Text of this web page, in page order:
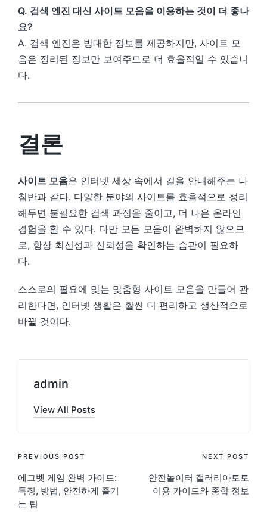
Q. 검색 엔진 대신 사이트 모음을 이용하는 것이 더 좋나
요?
A. 검색 엔진은 방대한 정보를 제공하지만, 사이트 모
음은 정리된 정보만 보여주므로 더 효율적일 수 있습니
다.
결론
사이트 모음은 인터넷 세상 속에서 길을 안내해주는 나
침반과 같다. 다양한 분야의 사이트를 효율적으로 정리
해두면 불필요한 검색 과정을 줄이고, 더 나은 온라인
경험을 할 수 있다. 다만 모든 모음이 완벽하지 않으므
로, 항상 최신성과 신뢰성을 확인하는 습관이 필요하
다.
스스로의 필요에 맞는 맞춤형 사이트 모음을 만들어 관
리한다면, 인터넷 생활은 훨씬 더 편리하고 생산적으로
바뀔 것이다.
admin
View All Posts
Post
navigation
PREVIOUS POST
에그벳 게임 완벽 가이드:
특징, 방법, 안전하게 즐기
는 팁
NEXT POST
안전놀이터 갤러리아토토
이용 가이드와 종합 정보